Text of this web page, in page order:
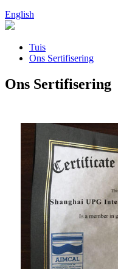
English
Tuis
Ons Sertifisering
Ons Sertifisering